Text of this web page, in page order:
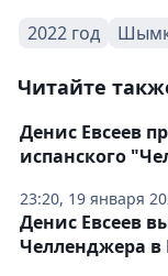
2022 год
Читайте
23:20, 19 января
Денис Евсеев
испанского
Денис Евсеев
Челленджера